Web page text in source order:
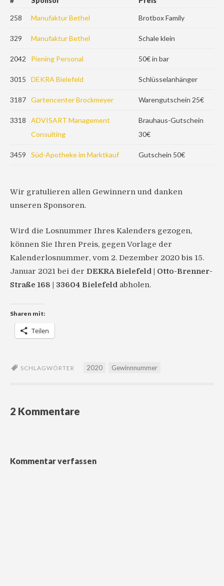
258 Manufaktur Bethel Brotbox Family
329 Manufaktur Bethel Schale klein
2042 Piening Personal 50€ in bar
3015 DEKRA Bielefeld Schlüsselanhänger
3187 Gartencenter Brockmeyer Warengutschein 25€
3318
ADVISART Management
Consulting
Brauhaus-Gutschein
30€
3459 Süd-Apotheke im Marktkauf Gutschein 50€
Wir gratulieren allen Gewinnern und danken
unseren Sponsoren.
Wird die Losnummer Ihres Kalenders gezogen,
können Sie Ihren Preis, gegen Vorlage der
Kalenderlosnummer, vom 2. Dezember 2020 bis 15.
Januar 2021 bei der DEKRA Bielefeld | Otto-Brenner-
Straße 168 | 33604 Bielefeld abholen.
Sharen mit:
Teilen
SCHLAGWÖRTER 2020 Gewinnnummer
2 Kommentare
Kommentar verfassen